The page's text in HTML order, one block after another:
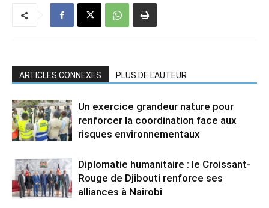
ARTICLES CONNEXES PLUS DE L'AUTEUR
Un exercice grandeur nature pour
renforcer la coordination face aux
risques environnementaux
Diplomatie humanitaire : le Croissant-
Rouge de Djibouti renforce ses
alliances à Nairobi